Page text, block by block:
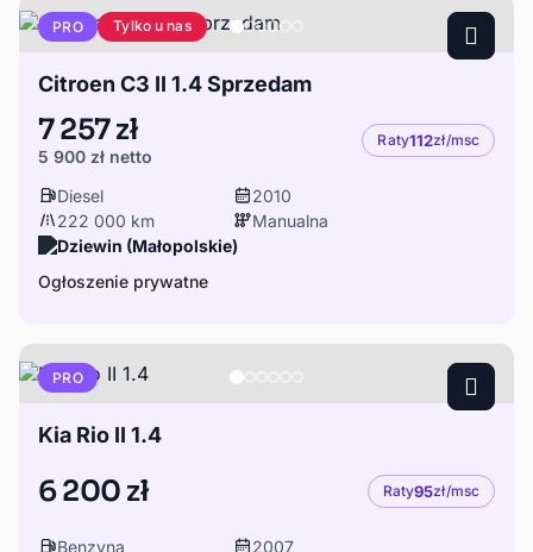
PRO Tylko u nas
Citroen C3 II 1.4 Sprzedam
7 257 zł
5 900 zł netto
Raty112zł/msc
Diesel
2010
222 000 km
Manualna
Dziewin (Małopolskie)
Ogłoszenie prywatne
PRO
Kia Rio II 1.4
6 200 zł Raty95zł/msc
Benzyna 2007